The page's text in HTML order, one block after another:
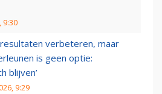
9:30
verbeteren, maar
is geen optie:
blijven’
9:29